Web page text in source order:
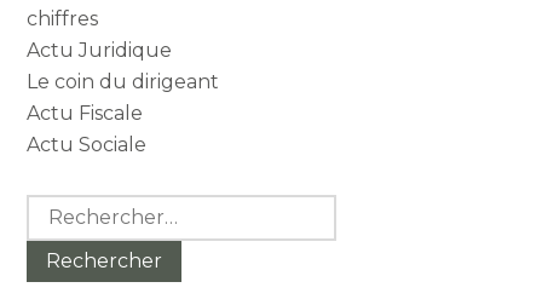
chiffres
Actu Juridique
Le coin du dirigeant
Actu Fiscale
Actu Sociale
Rechercher :